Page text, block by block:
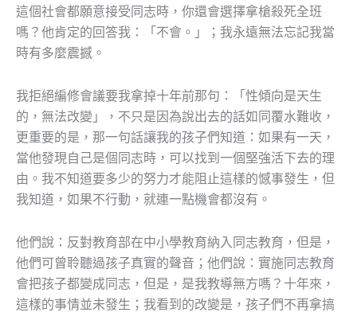
這個社會都願意接受同志時，你還會選擇拿槍殺死全班
嗎？他肯定的回答我：「不會。」；我永遠無法忘記我當
時有多麼震撼。
我拒絕編修會議要我拿掉十年前那句：「性傾向是天生
的，無法改變」，不只是因為說出去的話如同覆水難收，
更重要的是，那一句話讓我的孩子們知道：如果有一天，
當他發現自己是個同志時，可以找到一個堅強活下去的理
由。我不知道要多少的努力才能阻止這樣的憾事發生，但
我知道，如果不行動，就連一點機會都沒有。
他們說：反對教育部在中小學教育納入同志教育，但是，
他們可曾聆聽過孩子真實的聲音；他們說：實施同志教育
會把孩子都變成同志，但是，是我教導無方嗎？十年來，
這樣的事情並未發生；我看到的改變是，孩子們不再拿搞